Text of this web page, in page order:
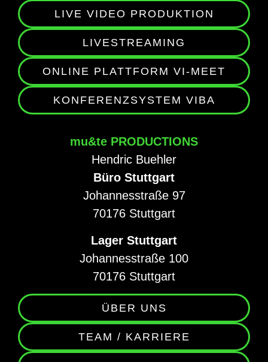
LIVE VIDEO PRODUKTION
LIVESTREAMING
ONLINE PLATTFORM VI-MEET
KONFERENZSYSTEM VIBA
mu&te PRODUCTIONS
Hendric Buehler
Büro Stuttgart
Johannesstraße 97
70176 Stuttgart
Lager Stuttgart
Johannesstraße 100
70176 Stuttgart
ÜBER UNS
TEAM / KARRIERE